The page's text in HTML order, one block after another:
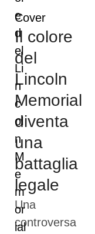
Cover
Il colore
del
Lincoln
Memorial
diventa
una
battaglia
legale
Una
controversa